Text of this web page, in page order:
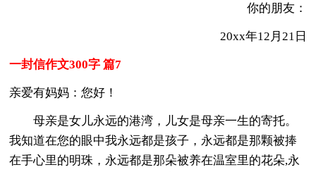
你的朋友：
20xx年12月21日
一封信作文300字 篇7
亲爱有妈妈：您好！
母亲是女儿永远的港湾，儿女是母亲一生的寄托。
我知道在您的眼中我永远都是孩子，永远都是那颗被捧
在手心里的明珠，永远都是那朵被养在温室里的花朵,永